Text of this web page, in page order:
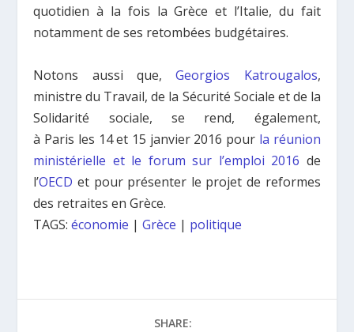
quotidien à la fois la Grèce et l’Italie, du fait
notamment de ses retombées budgétaires.
Notons aussi que,Georgios Katrougalos,
ministre du Travail, de la Sécurité Sociale et de la
Solidarité sociale, se rend, également,
à Paris les 14 et 15 janvier 2016 pour la réunion
ministérielle et le forum sur l’emploi 2016 de
l’OECD et pour présenter le projet de reformes
des retraites en Grèce.
TAGS:économie |Grèce | politique
SHARE: